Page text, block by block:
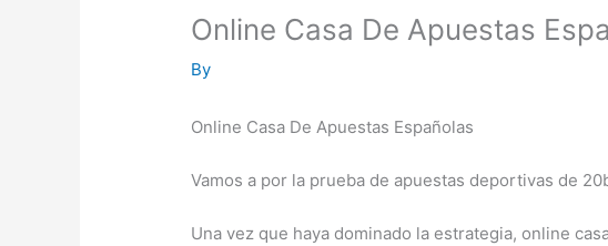
Online Casa De Apuestas
By
Online Casa De Apuestas Españolas
Vamos a por la prueba de apuestas deportivas de
Una vez que haya dominado la estrategia, online